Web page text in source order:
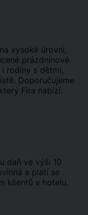
vysoké úrovni,
prázdninové
rodiny s dětmi,
Doporučujeme
Fira nabízí.
daň ve výši 10
a platí se
klientů v hotelu.